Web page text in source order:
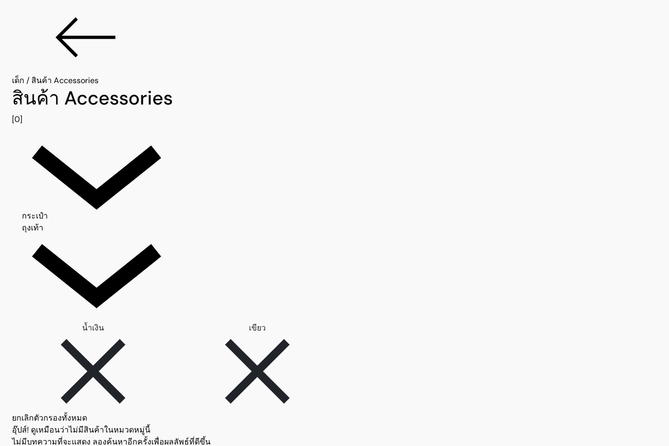
เด็ก / สินค้า Accessories
สินค้า Accessories
[0]
กระเป๋า
ถุงเท้า
น้ำเงินลบตัวกรอง น้ำเงิน เขียว
ยกเลิกตัวกรองทั้งหมด
อุ๊ปส์! ดูเหมือนว่าไม่มีสินค้าในหมวดหมู่นี้
ไม่มีบทความที่จะแสดง ลองค้นหาอีกครั้งเพื่อผลลัพธ์ที่ดีขึ้น